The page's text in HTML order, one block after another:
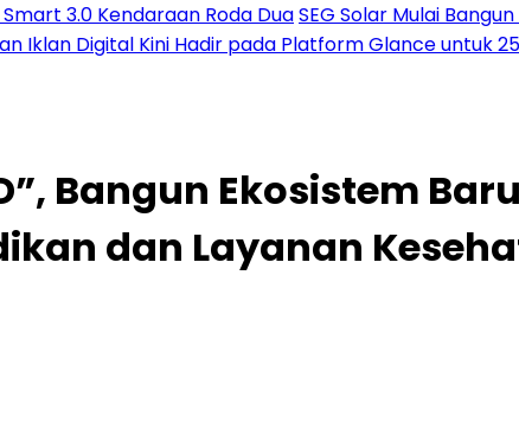
3.0 Kendaraan Roda DuaSEG Solar Mulai
Iklan Digital Kini Hadir pada Platform Glance untuk
Bangun Ekosistem
dan Layanan